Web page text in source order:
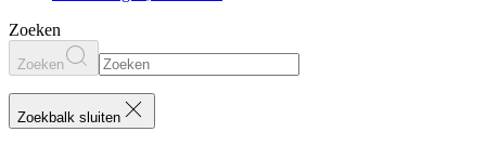
Zoeken
Zoeken
Zoekbalk sluiten